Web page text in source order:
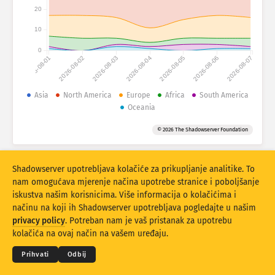
Statistike napada: Uređaji
Pomoć
Skup podataka
Ograničenje
Preklapajući
Ažuriraj Resetiraj
Preuzmi kao PNG
2026-08-01 2026-08-02 2026-08-03 2026-08-04 2026-08-05 2026-08-06 2026-08-07
0
10
20
Asia North America Europe Africa
South America
Oceania
© 2026 The Shadowserver Foundation
© 2026THE SHADOWSERVER FOUNDATION
Privatnost i Uvjeti
Obratite nam se Zahvale
Shadowserver upotrebljava kolačiće za prikupljanje analitike. To
nam omogućava mjerenje načina upotrebe stranice i poboljšanje
iskustva našim korisnicima. Više informacija o kolačićima i
načinu na koji ih Shadowserver upotrebljava pogledajte u našim
privacy policy. Potreban nam je vaš pristanak za upotrebu
kolačića na ovaj način na vašem uređaju.
Prihvati Odbij